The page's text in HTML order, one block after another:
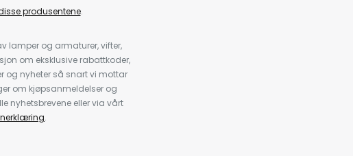
produsentene.
lamper og armaturer, vifter,
om eksklusive rabattkoder,
og nyheter så snart vi mottar
om kjøpsanmeldelser og
nyhetsbrevene eller via vårt
.